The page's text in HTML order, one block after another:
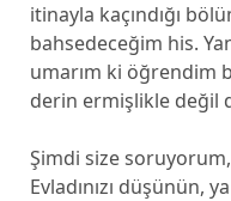
itinayla kaçındığı
bahsedeceğim his.
umarım ki öğrendim
derin ermişlikle değil
Şimdi size
Evladınızı düşünün,